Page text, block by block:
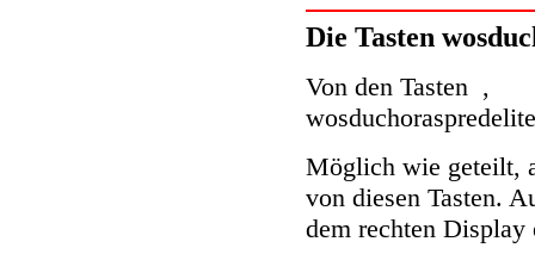
Die Tasten
Von den Tasten ,
Möglich wie geteilt,
von diesen Tasten.
dem rechten